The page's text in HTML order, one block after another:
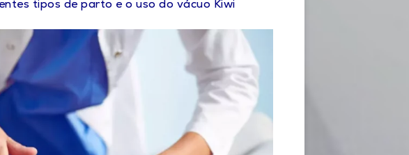
tipos de parto e o uso do vácuo Kiwi